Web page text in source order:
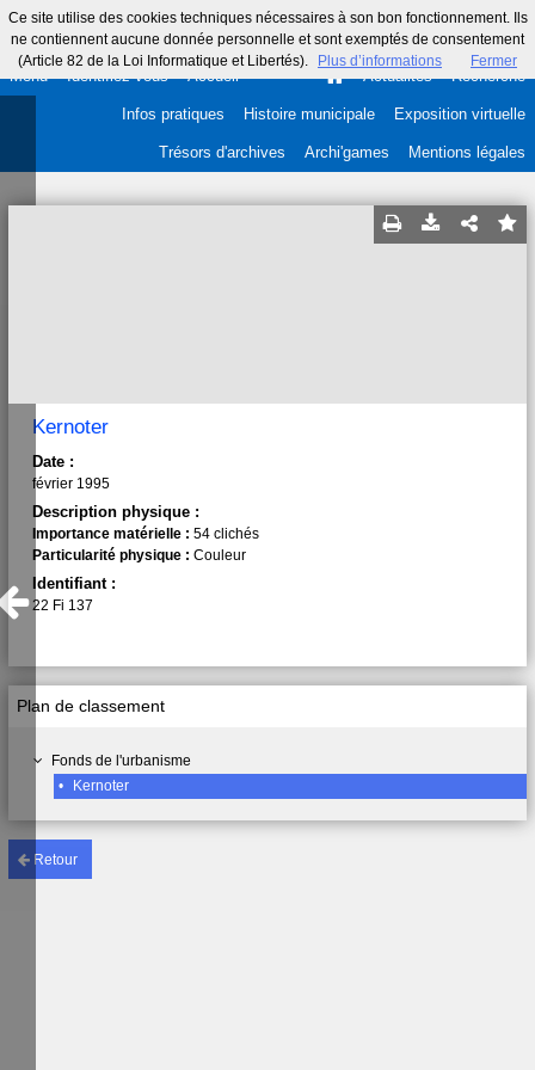
Ce site utilise des cookies techniques nécessaires à son bon fonctionnement. Ils
ne contiennent aucune donnée personnelle et sont exemptés de consentement
(Article 82 de la Loi Informatique et Libertés).
Plus d’informations Fermer
Menu Identifiez-vous Accueil Actualités Recherche
Infos pratiques Histoire municipale Exposition virtuelle
Trésors d'archives Archi'games Mentions légales
Retour
Plan de classement
Fonds de l'urbanisme
•
Kernoter
Kernoter
Date :
février 1995
Description physique :
Importance matérielle : 54 clichés
Particularité physique : Couleur
Identifiant :
22 Fi 137